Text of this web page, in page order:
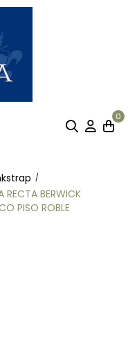
0
RECTA BERWICK
PISO ROBLE